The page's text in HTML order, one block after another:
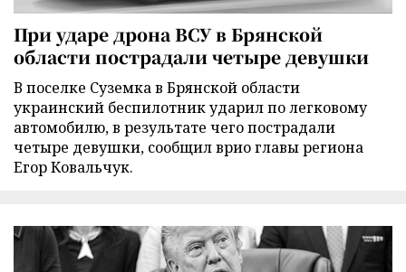
При ударе дрона ВСУ в Брянской
области пострадали четыре девушки
В поселке Суземка в Брянской области
украинский беспилотник ударил по легковому
автомобилю, в результате чего пострадали
четыре девушки, сообщил врио главы региона
Егор Ковальчук.